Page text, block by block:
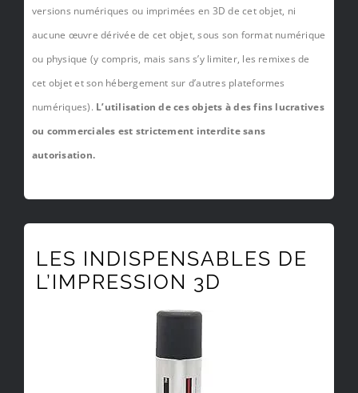
versions numériques ou imprimées en 3D de cet objet, ni
aucune œuvre dérivée de cet objet, sous son format numérique
ou physique (y compris, mais sans s’y limiter, les remixes de
cet objet et son hébergement sur d’autres plateformes
numériques). L’utilisation de ces objets à des fins lucratives
ou commerciales est strictement interdite sans
autorisation.
LES INDISPENSABLES DE
L’IMPRESSION 3D